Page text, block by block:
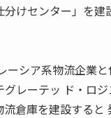
けセンター」を建
シア系物流企業
レーテッ ド・ロ
倉庫を建設すると